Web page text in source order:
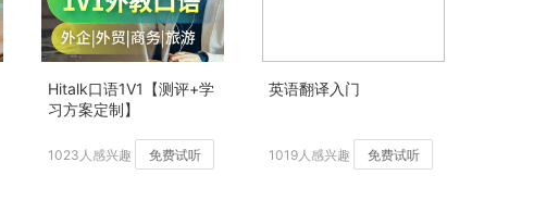
Hitalk口语1V1【测评+学
习方案定制】
1023人感兴趣 免费试听
英语翻译入门
1019人感兴趣 免费试听